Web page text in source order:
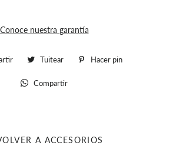
Conoce nuestra garantía
Compartir
en
Tuitear
TuitearHacer pin
Compartir
A ACCESORIOS